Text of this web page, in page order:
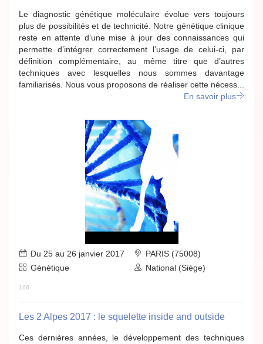
Le diagnostic génétique moléculaire évolue vers toujours
plus de possibilités et de technicité. Notre génétique clinique
reste en attente d’une mise à jour des connaissances qui
permette d’intégrer correctement l’usage de celui-ci, par
définition complémentaire, au même titre que d’autres
techniques avec lesquelles nous sommes davantage
familiarisés. Nous vous proposons de réaliser cette nécess...
En savoir plus
Du 25 au 26 janvier 2017
PARIS (75008)
Génétique
National (Siège)
166
Les 2 Alpes 2017 : le squelette inside and outside
Ces dernières années, le développement des techniques